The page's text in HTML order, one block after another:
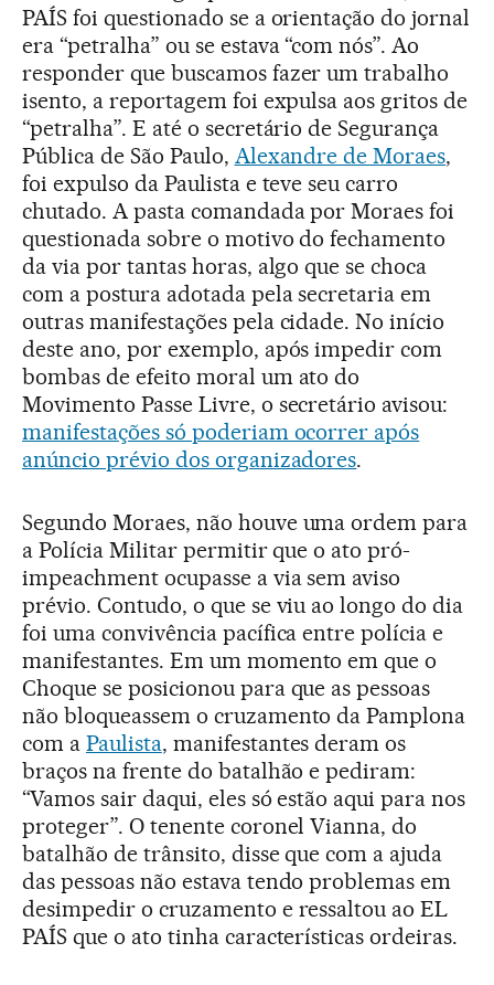
PAÍS foi questionado se a orientação do jornal
era “petralha” ou se estava “com nós”. Ao
responder que buscamos fazer um trabalho
isento, a reportagem foi expulsa aos gritos de
“petralha”. E até o secretário de Segurança
Pública de São Paulo, Alexandre de Moraes,
foi expulso da Paulista e teve seu carro
chutado. A pasta comandada por Moraes foi
questionada sobre o motivo do fechamento
da via por tantas horas, algo que se choca
com a postura adotada pela secretaria em
outras manifestações pela cidade. No início
deste ano, por exemplo, após impedir com
bombas de efeito moral um ato do
Movimento Passe Livre, o secretário avisou:
manifestações só poderiam ocorrer após
anúncio prévio dos organizadores.
Segundo Moraes, não houve uma ordem para
a Polícia Militar permitir que o ato pró-
impeachment ocupasse a via sem aviso
prévio. Contudo, o que se viu ao longo do dia
foi uma convivência pacífica entre polícia e
manifestantes. Em um momento em que o
Choque se posicionou para que as pessoas
não bloqueassem o cruzamento da Pamplona
com a Paulista, manifestantes deram os
braços na frente do batalhão e pediram:
“Vamos sair daqui, eles só estão aqui para nos
proteger”. O tenente coronel Vianna, do
batalhão de trânsito, disse que com a ajuda
das pessoas não estava tendo problemas em
desimpedir o cruzamento e ressaltou ao EL
PAÍS que o ato tinha características ordeiras.